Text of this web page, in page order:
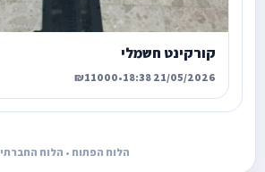
קורקינט חשמלי
21/05/2026 18:38
•
₪11000
הלוח הפתוח • הלוח החברתי